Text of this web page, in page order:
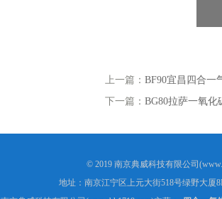
上一篇： BF90宜昌四合一
下一篇： BG80拉萨一氧化
© 2019 南京典威科技有限公司
地址：南京江宁区上元大街518号绿野大厦